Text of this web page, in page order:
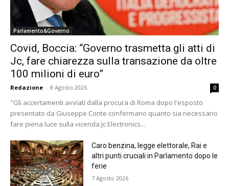
Parlamento&Governo
Covid, Boccia: “Governo trasmetta gli atti di
Jc, fare chiarezza sulla transazione da oltre
100 milioni di euro”
Redazione - 8 Agosto 2026 0
"Gli accertamenti avviati dalla procura di Roma dopo l'esposto
presentato da Giuseppe Conte confermano quanto sia necessario
fare piena luce sulla vicenda Jc Electronics...
Caro benzina, legge elettorale, Rai e
altri punti cruciali in Parlamento dopo le
ferie
7 Agosto 2026